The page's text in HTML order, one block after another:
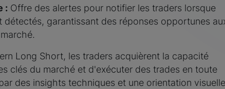
: Offre des alertes pour notifier les traders lorsque
détectés, garantissant des réponses opportunes
Long Short, les traders acquièrent la capacité
clés du marché et d'exécuter des trades en toute
des insights techniques et une orientation